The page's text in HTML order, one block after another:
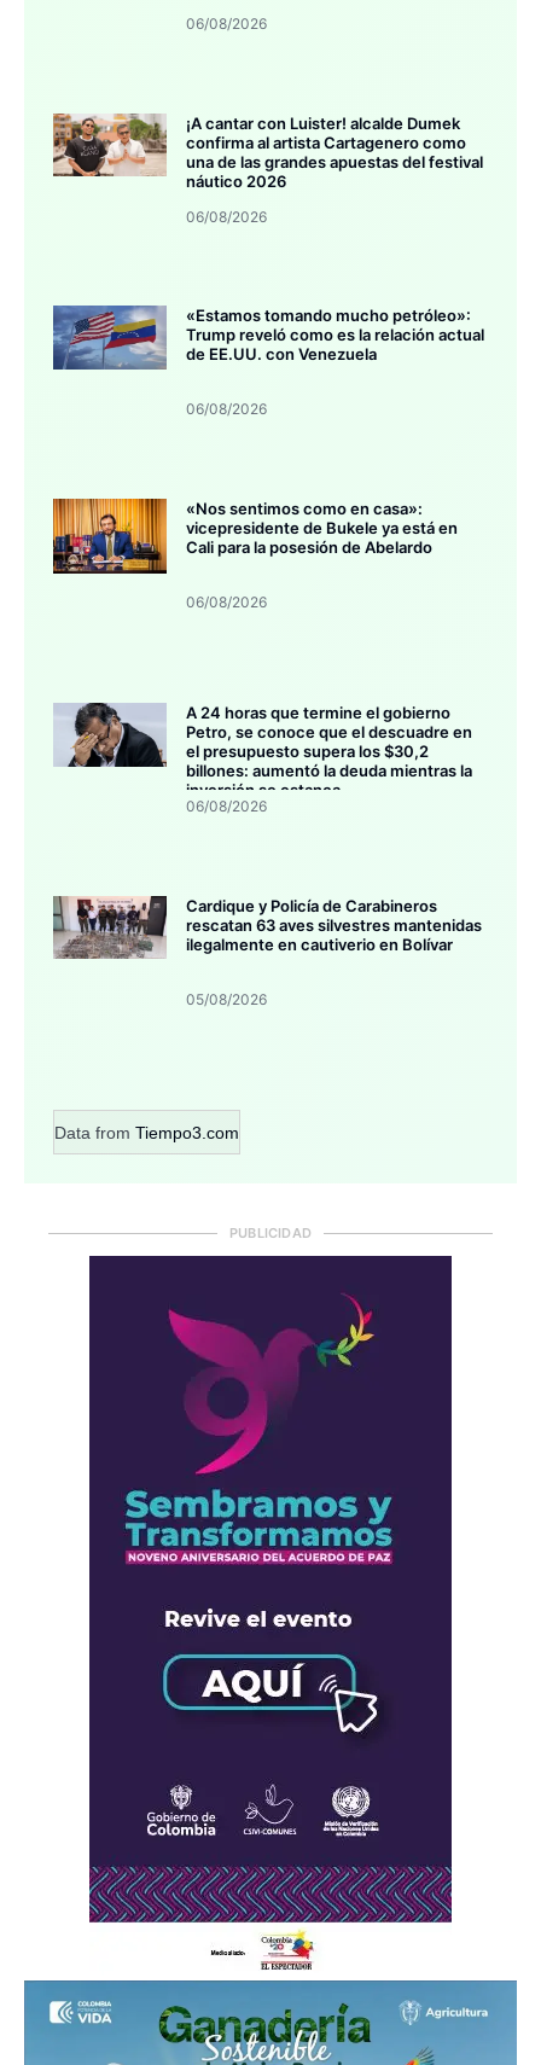
06/08/2026
¡A cantar con Luister! alcalde Dumek
confirma al artista Cartagenero como
una de las grandes apuestas del festival
náutico 2026
06/08/2026
«Estamos tomando mucho petróleo»:
Trump reveló como es la relación actual
de EE.UU. con Venezuela
06/08/2026
«Nos sentimos como en casa»:
vicepresidente de Bukele ya está en
Cali para la posesión de Abelardo
06/08/2026
A 24 horas que termine el gobierno
Petro, se conoce que el descuadre en
el presupuesto supera los $30,2
billones: aumentó la deuda mientras la
inversión se estanca
06/08/2026
Cardique y Policía de Carabineros
rescatan 63 aves silvestres mantenidas
ilegalmente en cautiverio en Bolívar
05/08/2026
Data from Tiempo3.com
PUBLICIDAD